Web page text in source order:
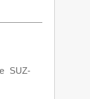
SUZ-